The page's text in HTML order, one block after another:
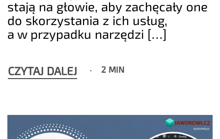
stają na głowie, aby zachęcały one
do skorzystania z ich usług,
a w przypadku narzędzi […]
CZYTAJ DALEJ 2 MIN